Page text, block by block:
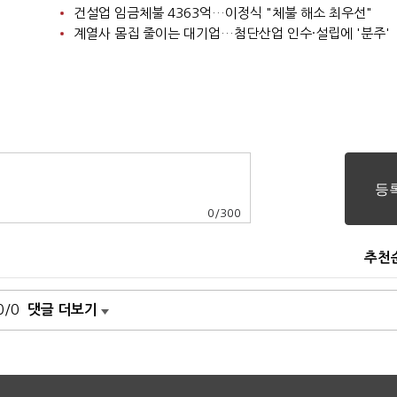
건설업 임금체불 4363억…이정식 "체불 해소 최우선"
계열사 몸집 줄이는 대기업…첨단산업 인수·설립에 '분주'
0 /300
추천
0 댓글 더보기